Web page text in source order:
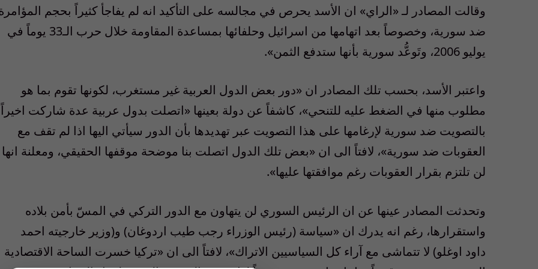
وقالت المصادر لـ «الراي» ان الأسد يحرص في مجالسه على التأكيد انه لم يفاجأ كثيراً بحجم
ضد سورية، وخصوصاً بعد اتهامها من اسرائيل وحلفائها بمساعدة المقاومة خلال حرب الـ33 يوماً في
يوليو 2006، وتَوعُّد سورية بأنها ستدفع الثمن».
واعتبر الأسد، بحسب تلك المصادر ان «دور بعض الدول العربية غير مستغرب، لكونها تقوم بما هو
مطلوب منها في الضغط عليه للتنحي»، كاشفاً عن دولة بعينها «اتصلت بدول عربية عدة شاركت اخيراً
بالتصويت ضد سورية لإرغامها على هذا التصويت عبر تهديدها بأن الدور سيأتي اليها اذا لم تقف مع
العقوبات ضد سورية»، لافتاً الى ان «بعض تلك الدول اتصلت بنا موضحة موقفها الحقيقي، ومعلنة انها
لن تلتزم بقرار العقوبات رغم موافقتها عليها».
وتحدثت المصادر عينها عن ان الرئيس السوري لن يتهاون مع الدور التركي في المسّ بأمن بلاده
واستقرارها، رغم انه يدرك ان «سياسة (رئيس الوزراء رجب طيب اردوغان) و(وزير خارجيته احمد
داود اوغلو) لا تتماشى مع آراء كل السياسيين الاتراك»، لافتاً الى ان «تركيا خسرت الساحة الاقتصادية